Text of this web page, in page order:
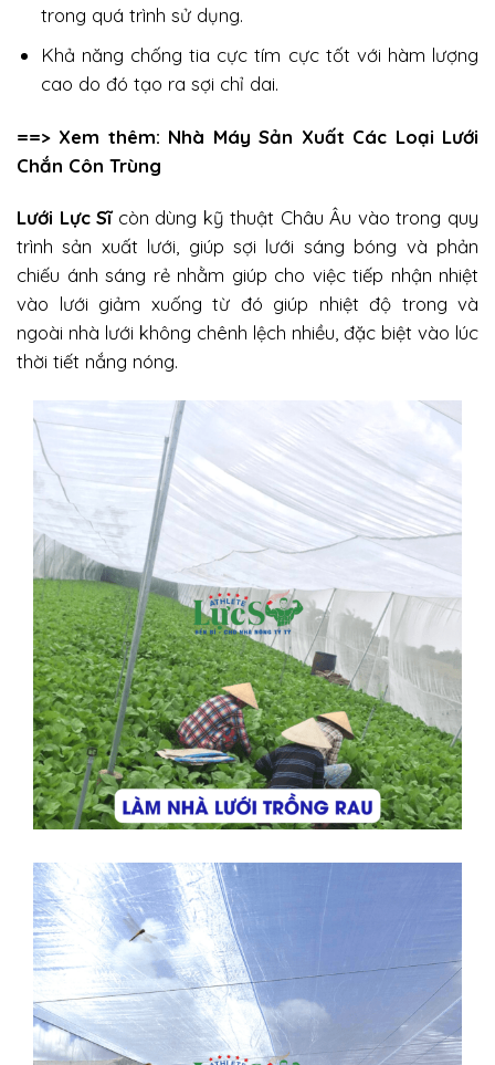
trong quá trình sử dụng.
Khả năng chống tia cực tím cực tốt với hàm lượng
cao do đó tạo ra sợi chỉ dai.
==> Xem thêm: Nhà Máy Sản Xuất Các Loại Lưới
Chắn Côn Trùng
Lưới Lực Sĩcòn dùng kỹ thuật Châu Âu vào trong quy
trình sản xuất lưới, giúp sợi lưới sáng bóng và phản
chiếu ánh sáng rẻ nhằm giúp cho việc tiếp nhận nhiệt
vào lưới giảm xuống từ đó giúp nhiệt độ trong và
ngoài nhà lưới không chênh lệch nhiều, đặc biệt vào lúc
thời tiết nắng nóng.